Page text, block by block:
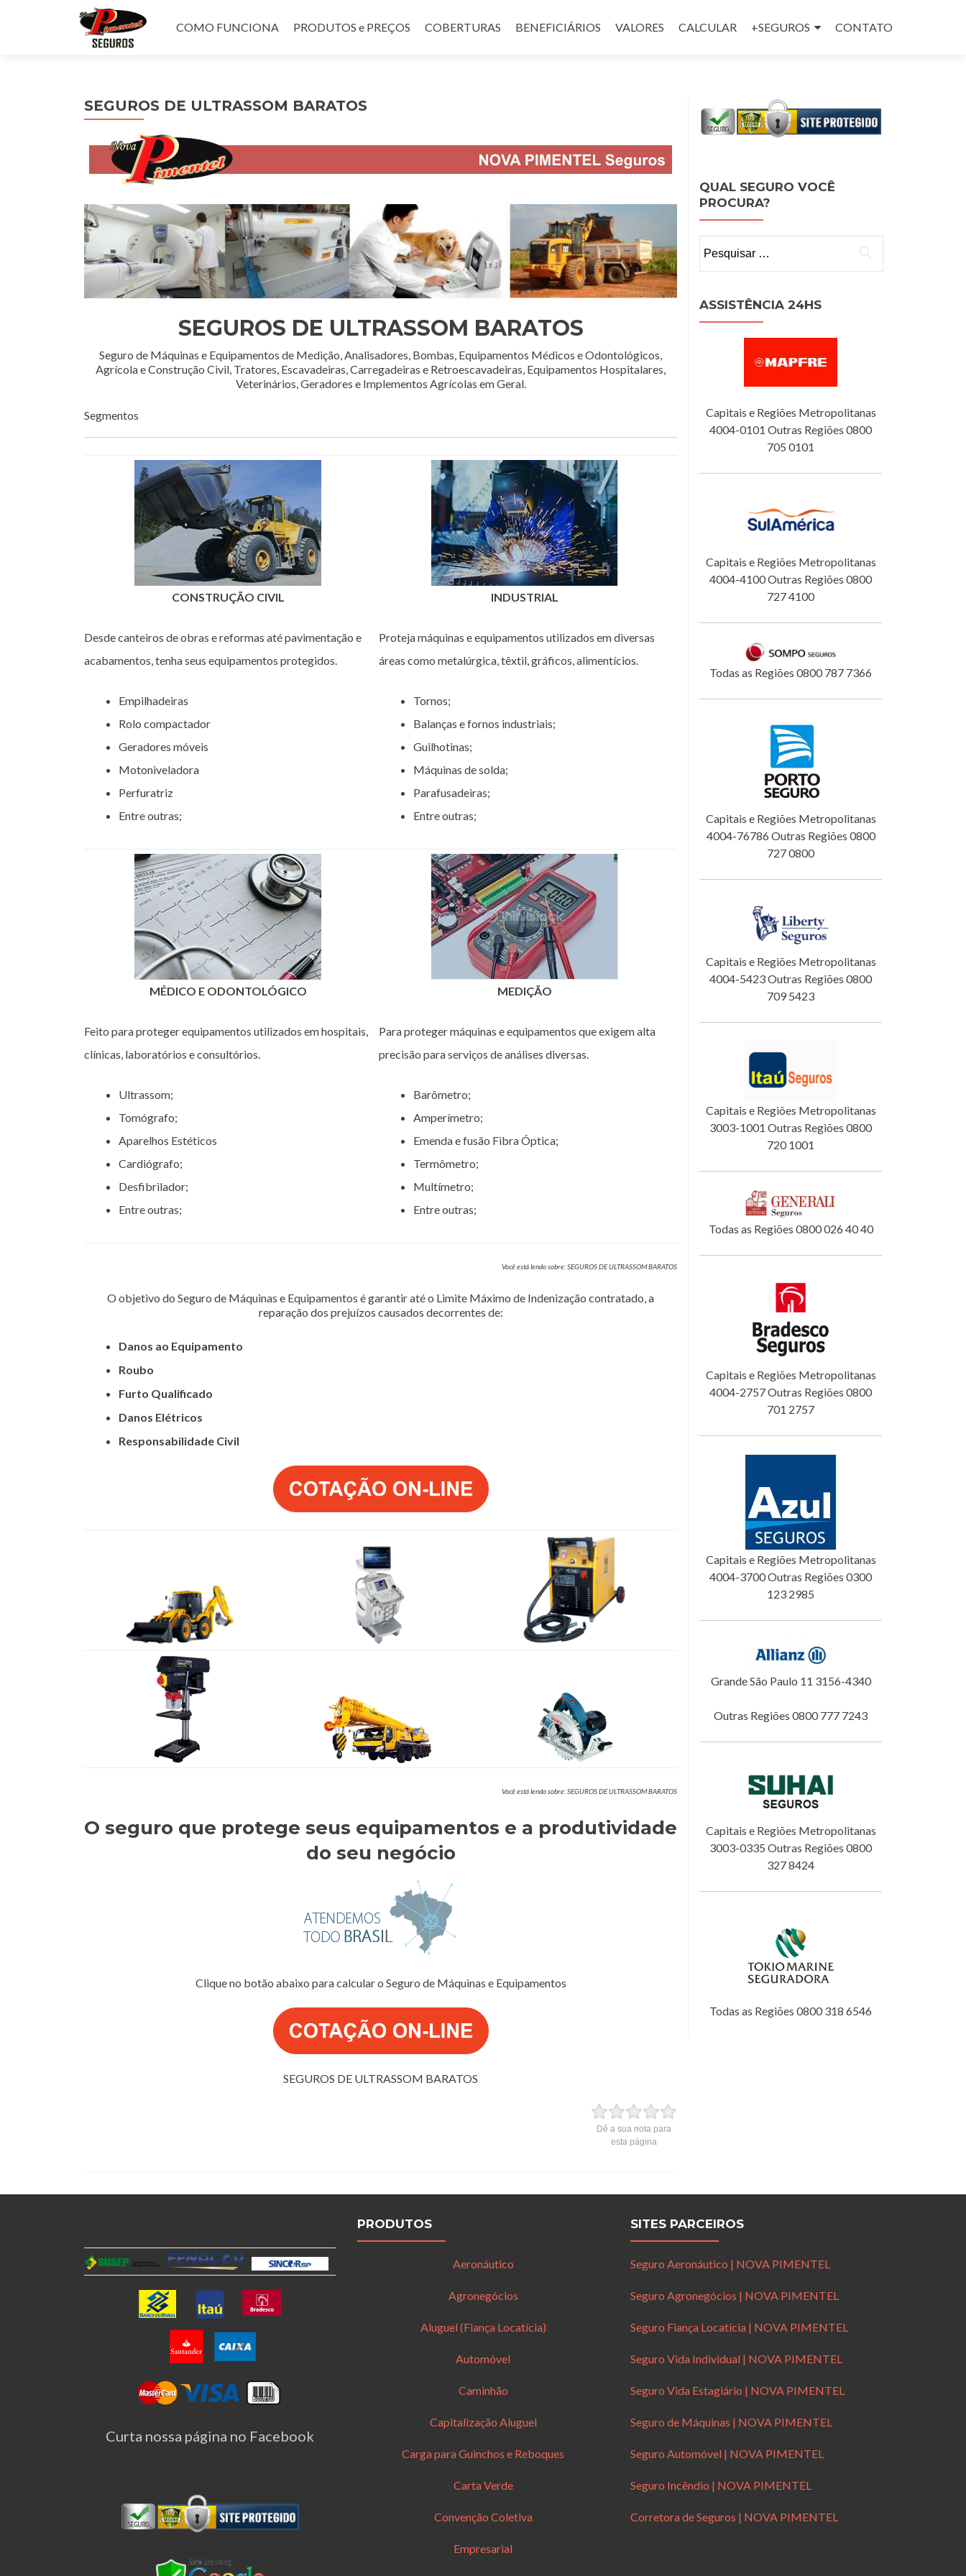
para
COMO FUNCIONA PRODUTOS e PREÇOS COBERTURAS BENEFICIÁRIOS VALORES CALCULAR +SEGUROS CONTATO
SEGUROS DE ULTRASSOM BARATOS
SEGUROS DE ULTRASSOM BARATOS
Seguro de Máquinas e Equipamentos de Medição, Analisadores, Bombas, Equipamentos Médicos e Odontológicos,
Agrícola e Construção Civil, Tratores, Escavadeiras, Carregadeiras e Retroescavadeiras, Equipamentos Hospitalares,
Veterinários, Geradores e Implementos Agrícolas em Geral.
Segmentos
CONSTRUÇÃO CIVIL
Desde canteiros de obras e reformas até pavimentação e
acabamentos, tenha seus equipamentos protegidos.
Empilhadeiras
Rolo compactador
Geradores móveis
Motoniveladora
Perfuratriz
Entre outras;
INDUSTRIAL
Proteja máquinas e equipamentos utilizados em diversas
áreas como metalúrgica, têxtil, gráficos, alimentícios.
Tornos;
Balanças e fornos industriais;
Guilhotinas;
Máquinas de solda;
Parafusadeiras;
Entre outras;
MÉDICO E ODONTOLÓGICO
Feito para proteger equipamentos utilizados em hospitais,
clínicas, laboratórios e consultórios.
Ultrassom;
Tomógrafo;
Aparelhos Estéticos
Cardiógrafo;
Desfibrilador;
Entre outras;
MEDIÇÃO
Para proteger máquinas e equipamentos que exigem alta
precisão para serviços de análises diversas.
Barômetro;
Amperímetro;
Emenda e fusão Fibra Óptica;
Termômetro;
Multímetro;
Entre outras;
Você está lendo sobre: SEGUROS DE ULTRASSOM BARATOS
O objetivo do Seguro de Máquinas e Equipamentos é garantir até o Limite Máximo de Indenização contratado, a
reparação dos prejuízos causados decorrentes de:
Danos ao Equipamento
Roubo
Furto Qualificado
Danos Elétricos
Responsabilidade Civil
Você está lendo sobre: SEGUROS DE ULTRASSOM BARATOS
O seguro que protege seus equipamentos e a produtividade
do seu negócio
Clique no botão abaixo para calcular o Seguro de Máquinas e Equipamentos
SEGUROS DE ULTRASSOM BARATOS
Dê a sua nota para
esta página
QUAL SEGURO VOCÊ
PROCURA?
por:
ASSISTÊNCIA 24HS
Capitais e Regiões Metropolitanas
4004-0101 Outras Regiões 0800
705 0101
Capitais e Regiões Metropolitanas
4004-4100 Outras Regiões 0800
727 4100
Todas as Regiões 0800 787 7366
Capitais e Regiões Metropolitanas
4004-76786 Outras Regiões 0800
727 0800
Capitais e Regiões Metropolitanas
4004-5423 Outras Regiões 0800
709 5423
Capitais e Regiões Metropolitanas
3003-1001 Outras Regiões 0800
720 1001
Todas as Regiões 0800 026 40 40
Capitais e Regiões Metropolitanas
4004-2757 Outras Regiões 0800
701 2757
Capitais e Regiões Metropolitanas
4004-3700 Outras Regiões 0300
123 2985
Grande São Paulo 11 3156-4340
Outras Regiões 0800 777 7243
Capitais e Regiões Metropolitanas
3003-0335 Outras Regiões 0800
327 8424
Todas as Regiões 0800 318 6546
Curta nossa página no Facebook
PRODUTOS
Aeronáutico
Agronegócios
Aluguel (Fiança Locatícia)
Automóvel
Caminhão
Capitalização Aluguel
Carga para Guinchos e Reboques
Carta Verde
Convenção Coletiva
Empresarial
SITES PARCEIROS
Seguro Aeronáutico | NOVA PIMENTEL
Seguro Agronegócios | NOVA PIMENTEL
Seguro Fiança Locatícia | NOVA PIMENTEL
Seguro Vida Individual | NOVA PIMENTEL
Seguro Vida Estagiário | NOVA PIMENTEL
Seguro de Máquinas | NOVA PIMENTEL
Seguro Automóvel | NOVA PIMENTEL
Seguro Incêndio | NOVA PIMENTEL
Corretora de Seguros | NOVA PIMENTEL